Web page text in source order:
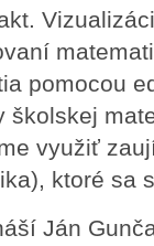
pomocou
školskej
využiť
ktoré sa
Ján